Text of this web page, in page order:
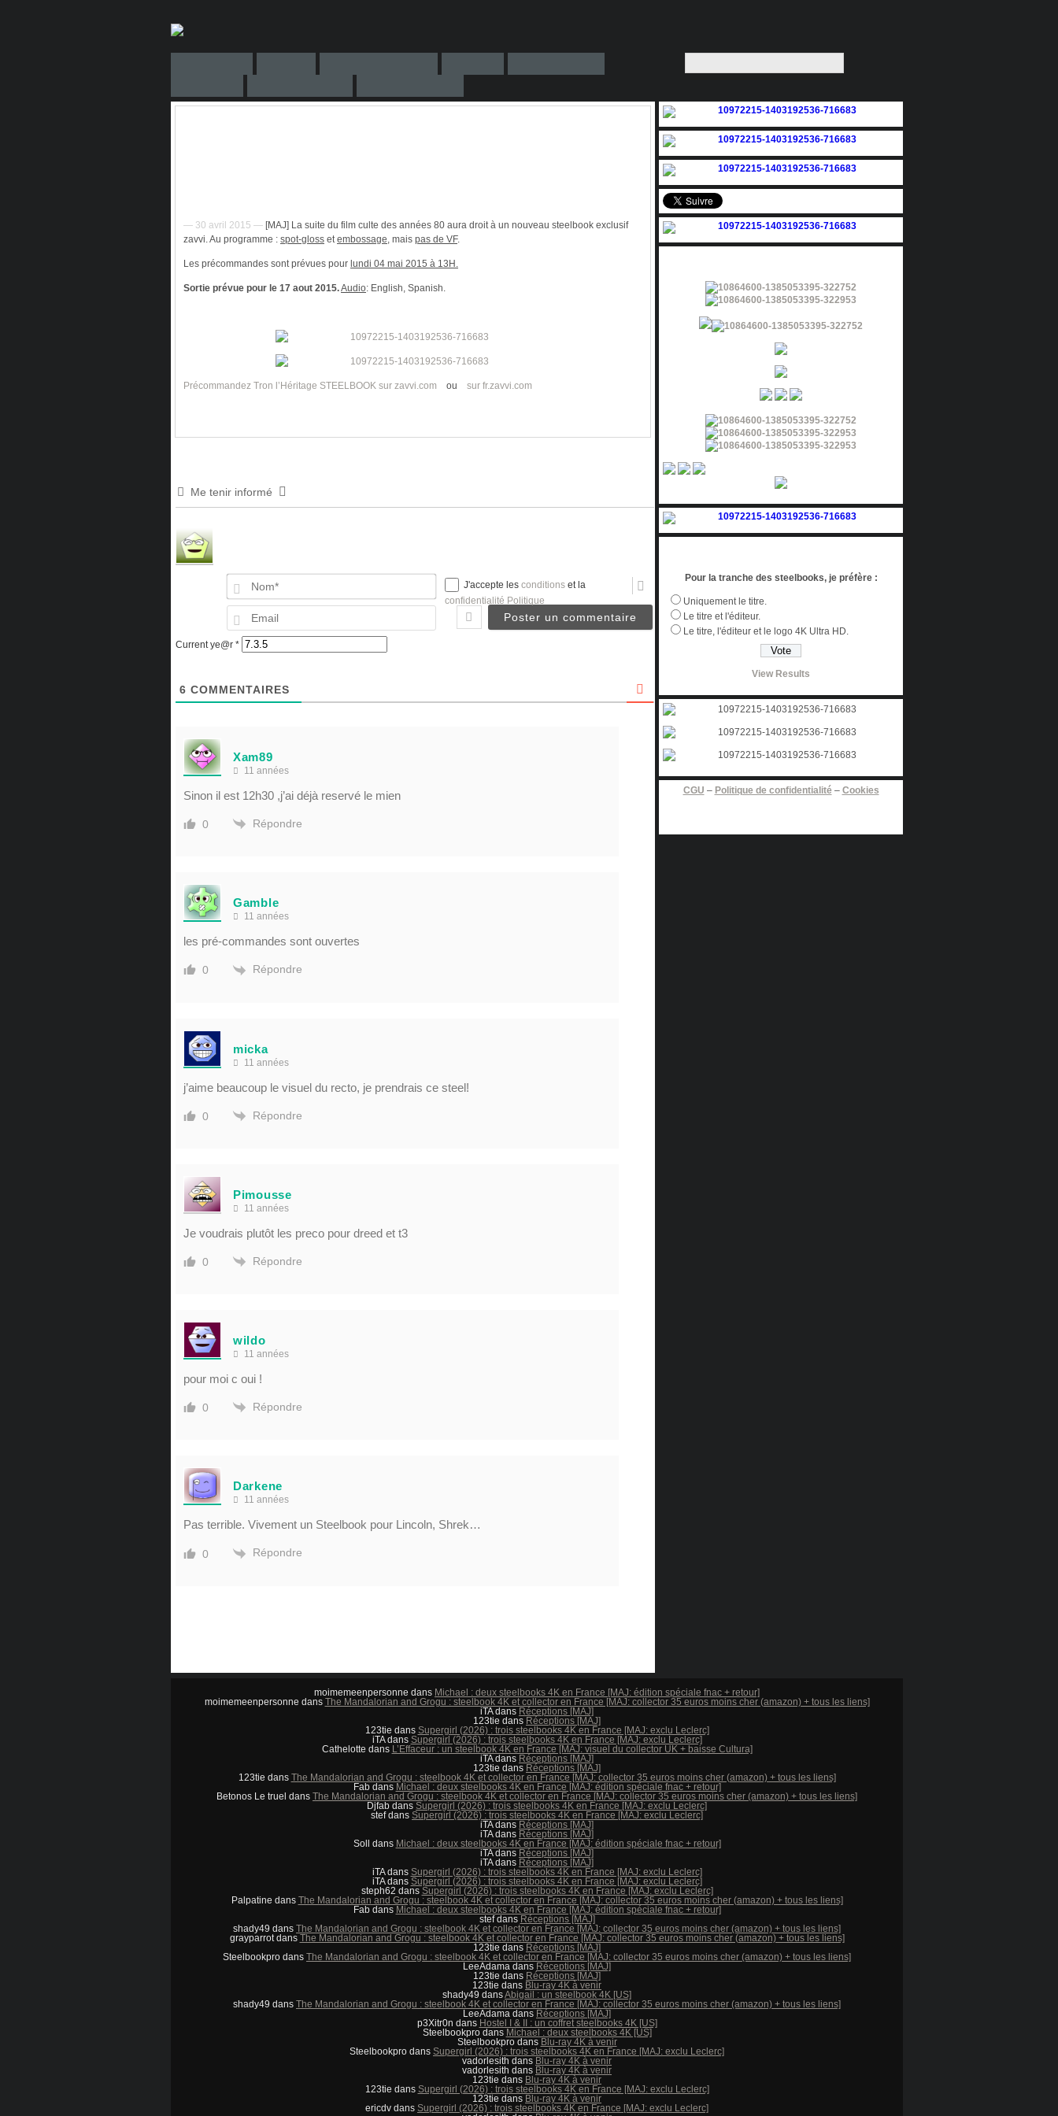
— 30 avril 2015 — [MAJ] La suite du film culte des années 80 aura droit à un nouveau steelbook exclusif
zavvi. Au programme : spot-gloss etembossage, mais pas de VF.
Les précommandes sont prévues pour lundi 04 mai 2015 à 13H.
Sortie prévue pour le 17 aout 2015.Audio: English, Spanish.
Précommandez Tron l’Héritage STEELBOOK sur zavvi.com ou sur fr.zavvi.com
Me tenir informé
Nom*
J'accepte les conditions et la
confidentialité Politique
Current ye@r *
6 COMMENTAIRES
Xam89
11 années
Sinon il est 12h30 ,j’ai déjà reservé le mien
0 Répondre
Gamble
11 années
les pré-commandes sont ouvertes
0 Répondre
micka
11 années
j’aime beaucoup le visuel du recto, je prendrais ce steel!
0 Répondre
Pimousse
11 années
Je voudrais plutôt les preco pour dreed et t3
0 Répondre
wildo
11 années
pour moi c oui !
0 Répondre
Darkene
11 années
Pas terrible. Vivement un Steelbook pour Lincoln, Shrek…
0 Répondre
Pour la tranche des steelbooks, je préfère :
Uniquement le titre.
Le titre et l'éditeur.
Le titre, l'éditeur et le logo 4K Ultra HD.
View Results
CGU – Politique de confidentialité – Cookies
moimemeenpersonne dans Michael : deux steelbooks 4K en France [MAJ: édition spéciale fnac + retour]
moimemeenpersonne dans The Mandalorian and Grogu : steelbook 4K et collector en France [MAJ: collector 35 euros moins cher (amazon) + tous les liens]
iTAdans Réceptions [MAJ]
123tie dans Réceptions [MAJ]
123tie dans Supergirl (2026) : trois steelbooks 4K en France [MAJ: exclu Leclerc]
iTAdans Supergirl (2026) : trois steelbooks 4K en France [MAJ: exclu Leclerc]
Cathelotte dans L’Effaceur : un steelbook 4K en France [MAJ: visuel du collector UK + baisse Cultura]
iTAdans Réceptions [MAJ]
123tie dans Réceptions [MAJ]
123tie dans The Mandalorian and Grogu : steelbook 4K et collector en France [MAJ: collector 35 euros moins cher (amazon) + tous les liens]
Fabdans Michael : deux steelbooks 4K en France [MAJ: édition spéciale fnac + retour]
Betonos Le truel dans The Mandalorian and Grogu : steelbook 4K et collector en France [MAJ: collector 35 euros moins cher (amazon) + tous les liens]
Djfab dans Supergirl (2026) : trois steelbooks 4K en France [MAJ: exclu Leclerc]
stefdans Supergirl (2026) : trois steelbooks 4K en France [MAJ: exclu Leclerc]
iTAdans Réceptions [MAJ]
iTAdans Réceptions [MAJ]
Soll dans Michael : deux steelbooks 4K en France [MAJ: édition spéciale fnac + retour]
iTAdans Réceptions [MAJ]
iTAdans Réceptions [MAJ]
iTAdans Supergirl (2026) : trois steelbooks 4K en France [MAJ: exclu Leclerc]
iTAdans Supergirl (2026) : trois steelbooks 4K en France [MAJ: exclu Leclerc]
steph62 dans Supergirl (2026) : trois steelbooks 4K en France [MAJ: exclu Leclerc]
Palpatine dans The Mandalorian and Grogu : steelbook 4K et collector en France [MAJ: collector 35 euros moins cher (amazon) + tous les liens]
Fabdans Michael : deux steelbooks 4K en France [MAJ: édition spéciale fnac + retour]
stefdans Réceptions [MAJ]
shady49 dans The Mandalorian and Grogu : steelbook 4K et collector en France [MAJ: collector 35 euros moins cher (amazon) + tous les liens]
grayparrotdans The Mandalorian and Grogu : steelbook 4K et collector en France [MAJ: collector 35 euros moins cher (amazon) + tous les liens]
123tie dans Réceptions [MAJ]
Steelbookpro dans The Mandalorian and Grogu : steelbook 4K et collector en France [MAJ: collector 35 euros moins cher (amazon) + tous les liens]
LeeAdama dans Réceptions [MAJ]
123tie dans Réceptions [MAJ]
123tie dans Blu-ray 4K à venir
shady49 dansAbigail : un steelbook 4K [US]
shady49 dans The Mandalorian and Grogu : steelbook 4K et collector en France [MAJ: collector 35 euros moins cher (amazon) + tous les liens]
LeeAdama dans Réceptions [MAJ]
p3Xitr0n dans Hostel I & II : un coffret steelbooks 4K [US]
Steelbookprodans Michael : deux steelbooks 4K [US]
Steelbookprodans Blu-ray 4K à venir
Steelbookpro dans Supergirl (2026) : trois steelbooks 4K en France [MAJ: exclu Leclerc]
vadorlesith dans Blu-ray 4K à venir
vadorlesith dans Blu-ray 4K à venir
123tie dans Blu-ray 4K à venir
123tie dans Supergirl (2026) : trois steelbooks 4K en France [MAJ: exclu Leclerc]
123tie dans Blu-ray 4K à venir
ericdv dans Supergirl (2026) : trois steelbooks 4K en France [MAJ: exclu Leclerc]